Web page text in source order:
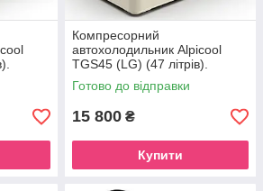
(12,
Компресорний
автохолодильник Alpicool
TGS45 (LG) (47 літрів).
Двокамерний. До -20℃, (12,
24, 220 вольт)
Готово до відправки
15 800 ₴
Купити